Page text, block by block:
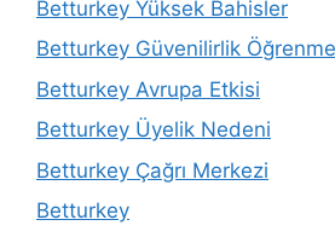
Betturkey Yüksek Bahisler
Betturkey Güvenilirlik Öğrenme
Betturkey Avrupa Etkisi
Betturkey Üyelik Nedeni
Betturkey Çağrı Merkezi
Betturkey